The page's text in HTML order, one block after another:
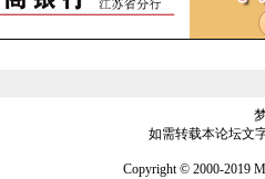
如需转载本论坛文
Copyright © 2000-2019